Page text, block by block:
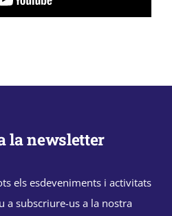
la newsletter
els esdeveniments i activitats
a subscriure-us a la nostra